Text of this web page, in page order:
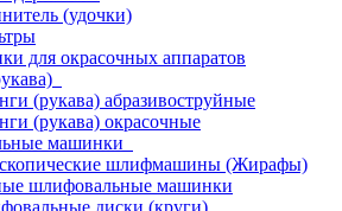
(удочки)
для окрасочных аппаратов
(рукава) абразивоструйные
(рукава) окрасочные
машинки
шлифмашины (Жирафы)
шлифовальные машинки
диски (круги)